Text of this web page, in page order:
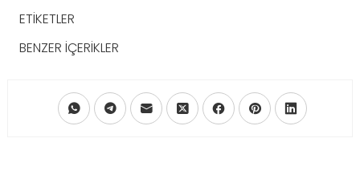
ETİKETLER
BENZER İÇERİKLER